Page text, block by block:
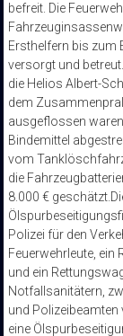
befreit. Die
Ersthelfern bis zum
versorgt und
die Helios Albert-
dem
ausgeflossen
Bindemittel
vom
die
8.000 €
Polizei für den
Feuerwehrleute, ein
und ein
Notfallsanitätern,
und
eine